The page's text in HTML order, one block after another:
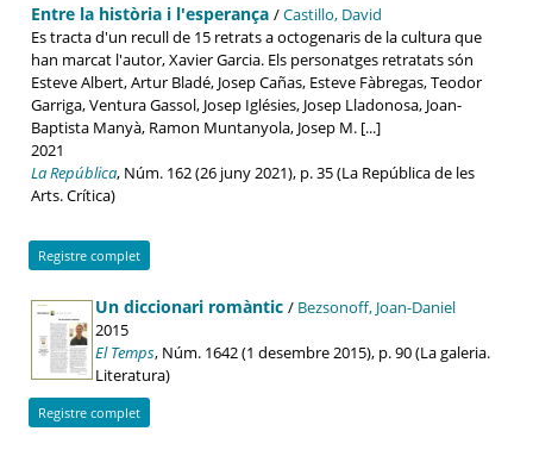
Entre la història i l'esperança /Castillo, David
Es tracta d'un recull de 15 retrats a octogenaris de la cultura que
han marcat l'autor, Xavier Garcia. Els personatges retratats són
Esteve Albert, Artur Bladé, Josep Cañas, Esteve Fàbregas, Teodor
Garriga, Ventura Gassol, Josep Iglésies, Josep Lladonosa, Joan-
Baptista Manyà, Ramon Muntanyola, Josep M. [...]
2021
La República, Núm. 162 (26 juny 2021), p. 35 (La República de les
Arts. Crítica)
Registre complet
Un diccionari romàntic / Bezsonoff, Joan-Daniel
2015
El Temps, Núm. 1642 (1 desembre 2015), p. 90 (La galeria.
Literatura)
Registre complet